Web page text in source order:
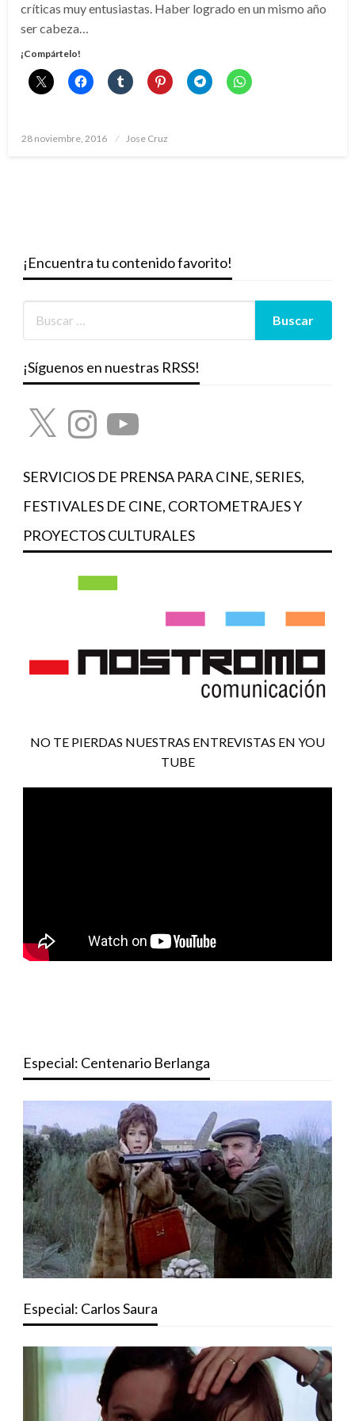
críticas muy entusiastas. Haber logrado en un mismo año
ser cabeza…
¡Compártelo!
Publicado
28 noviembre, 2016 Jose Cruz
¡Encuentra tu contenido favorito!
¡Síguenos en nuestras RRSS!
X InstagramYouTube
SERVICIOS DE PRENSA PARA CINE, SERIES,
FESTIVALES DE CINE, CORTOMETRAJES Y
PROYECTOS CULTURALES
NO TE PIERDAS NUESTRAS ENTREVISTAS EN YOU
TUBE
Especial: Centenario Berlanga
Especial: Carlos Saura